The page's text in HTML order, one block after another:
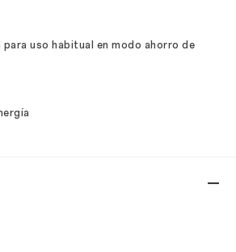
para uso habitual en modo ahorro de